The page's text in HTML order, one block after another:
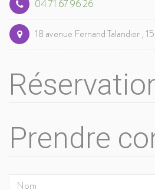
04 71 67 96 26
18 avenue Fernand Talandier ,
Prendre